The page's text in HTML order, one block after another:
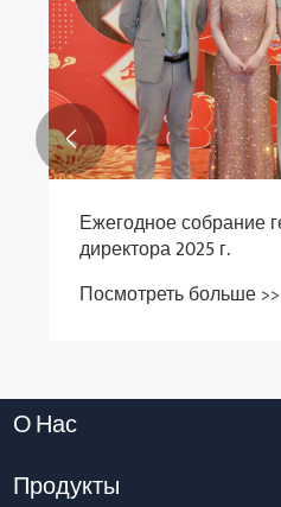
Посмотреть больше >>

О Нас
Продукты